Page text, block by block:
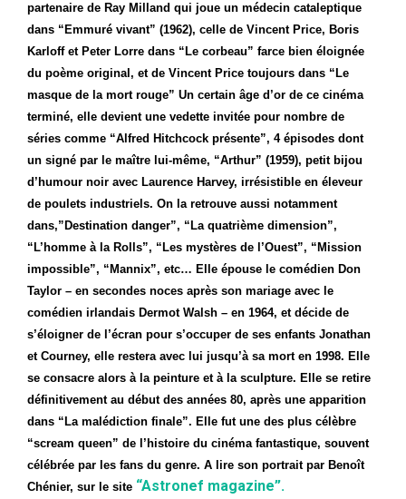
partenaire de Ray Milland qui joue un médecin cataleptique
dans “Emmuré vivant” (1962), celle de Vincent Price, Boris
Karloff et Peter Lorre dans “Le corbeau” farce bien éloignée
du poème original, et de Vincent Price toujours dans “Le
masque de la mort rouge” Un certain âge d’or de ce cinéma
terminé, elle devient une vedette invitée pour nombre de
séries comme “Alfred Hitchcock présente”, 4 épisodes dont
un signé par le maître lui-même, “Arthur” (1959), petit bijou
d’humour noir avec Laurence Harvey, irrésistible en éleveur
de poulets industriels. On la retrouve aussi notamment
dans,”Destination danger”, “La quatrième dimension”,
“L’homme à la Rolls”, “Les mystères de l’Ouest”, “Mission
impossible”, “Mannix”, etc… Elle épouse le comédien Don
Taylor – en secondes noces après son mariage avec le
comédien irlandais Dermot Walsh – en 1964, et décide de
s’éloigner de l’écran pour s’occuper de ses enfants Jonathan
et Courney, elle restera avec lui jusqu’à sa mort en 1998. Elle
se consacre alors à la peinture et à la sculpture. Elle se retire
définitivement au début des années 80, après une apparition
dans “La malédiction finale”. Elle fut une des plus célèbre
“scream queen” de l’histoire du cinéma fantastique, souvent
célébrée par les fans du genre. A lire son portrait par Benoît
Chénier, sur le site “Astronef magazine”.